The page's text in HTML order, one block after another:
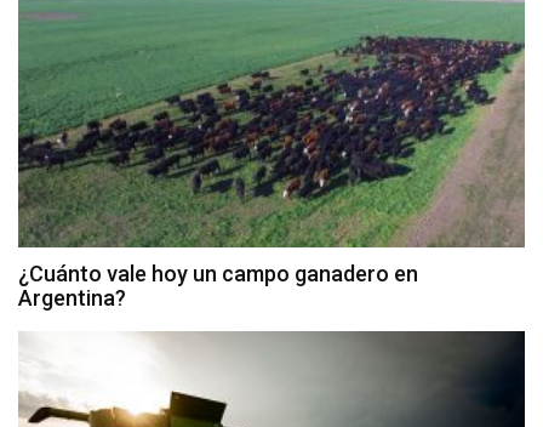
¿Cuánto vale hoy un campo ganadero en
Argentina?